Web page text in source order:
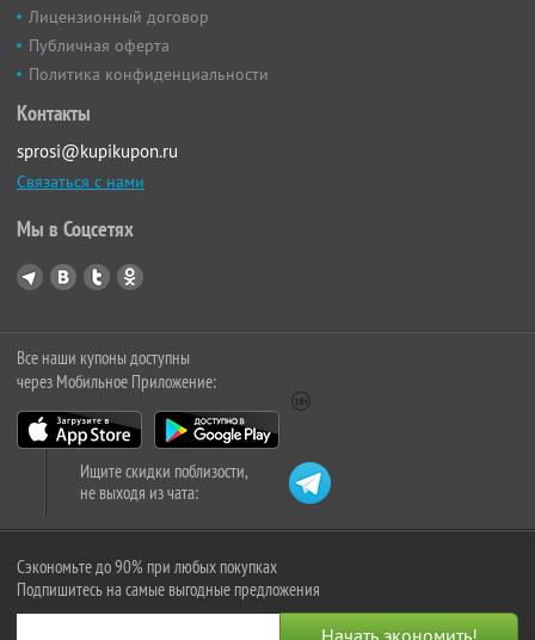
Лицензионный договор
Публичная оферта
Политика конфиденциальности
Контакты
sprosi@kupikupon.ru
Связаться с нами
Мы в Соцсетях
Все наши купоны доступны
через Мобильное Приложение:
Ищите скидки поблизости,
не выходя из чата:
Сэкономьте до 90% при любых покупках
Подпишитесь на самые выгодные предложения